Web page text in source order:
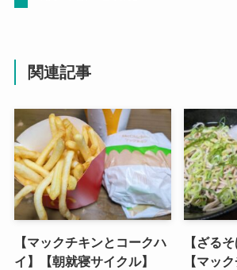
関連記事
【マックチキンとコークハ
イ】【朝就寝サイクル】
【ざる
【マッ